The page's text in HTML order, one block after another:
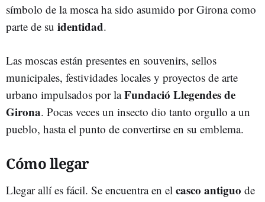
símbolo de la mosca ha sido asumido por Girona como
parte de su identidad.
Las moscas están presentes en souvenirs, sellos
municipales, festividades locales y proyectos de arte
urbano impulsados por laFundació Llegendes de
Girona. Pocas veces un insecto dio tanto orgullo a un
pueblo, hasta el punto de convertirse en su emblema.
Cómo llegar
Llegar allí es fácil. Se encuentra en el casco antiguo de